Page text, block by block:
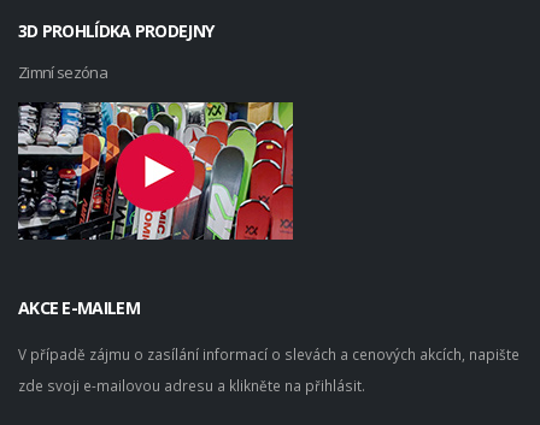
3D PROHLÍDKA PRODEJNY
Zimní sezóna
AKCE E-MAILEM
V případě zájmu o zasílání informací o slevách a cenových akcích, napište
zde svoji e-mailovou adresu a klikněte na přihlásit.